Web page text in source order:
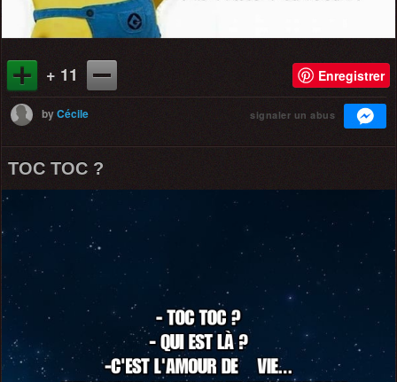
+ 11 Enregistrer
byCécile signaler un abus
TOC TOC ?